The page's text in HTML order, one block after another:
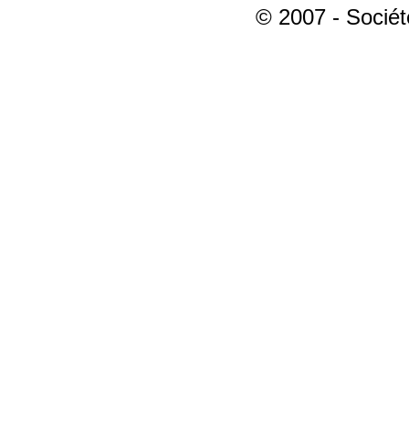
© 2007 -